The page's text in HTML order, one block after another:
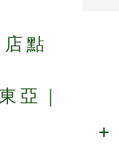
店 點
亞 ｜